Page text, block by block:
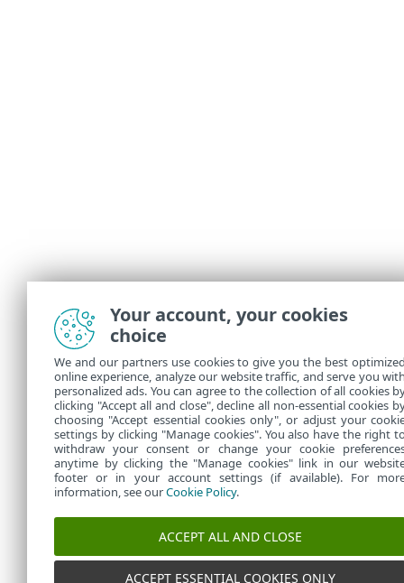
Your account, your cookies
choice
We and our partners use cookies to give you the best
online experience, analyze our website traffic, and serve you
personalized ads. You can agree to the collection of all cookies
clicking "Accept all and close", decline all non-essential cookies
choosing "Accept essential cookies only", or adjust your
settings by clicking "Manage cookies". You also have the right
withdraw your consent or change your cookie
anytime by clicking the "Manage cookies" link in our
footer or in your account settings (if available). For
information, see ourCookie Policy.
ACCEPT ALL AND CLOSE
ACCEPT ESSENTIAL COOKIES ONLY